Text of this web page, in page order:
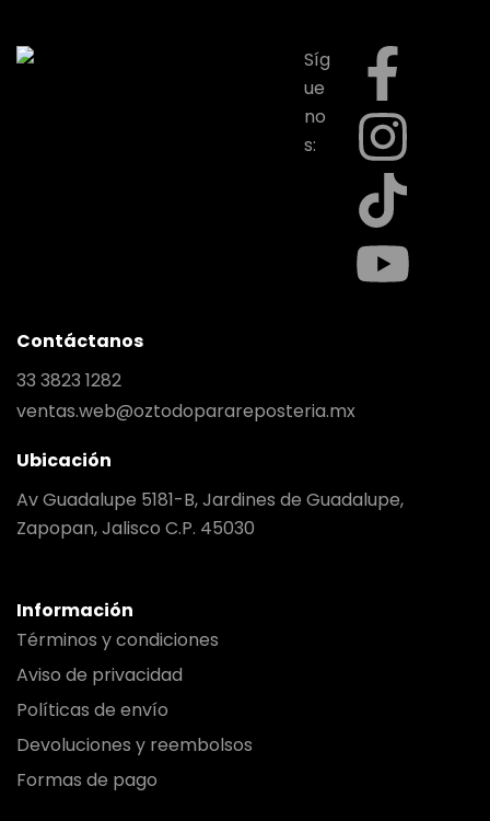
Síg
ue
no
s:
Contáctanos
33 3823 1282
ventas.web@oztodoparareposteria.mx
Ubicación
Av Guadalupe 5181-B, Jardines de Guadalupe,
Zapopan, Jalisco C.P. 45030
Información
Términos y condiciones
Aviso de privacidad
Políticas de envío
Devoluciones y reembolsos
Formas de pago